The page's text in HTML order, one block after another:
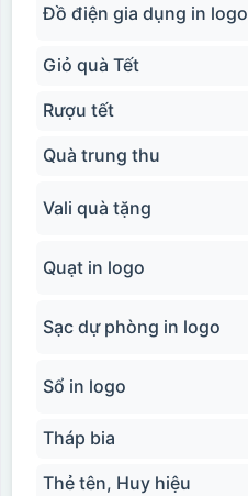
Đồ điện gia dụng in logo
Giỏ quà Tết
Rượu tết
Quà trung thu
Vali quà tặng
Quạt in logo
Sạc dự phòng in logo
Sổ in logo
Tháp bia
Thẻ tên, Huy hiệu